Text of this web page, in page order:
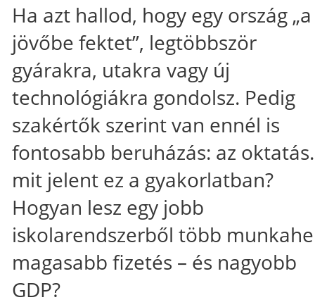
Ha azt hallod, hogy egy ország „a
jövőbe fektet”, legtöbbször
gyárakra, utakra vagy új
technológiákra gondolsz. Pedig
szakértők szerint van ennél is
fontosabb beruházás: az
mit jelent ez a gyakorlatban?
Hogyan lesz egy jobb
iskolarendszerből több
magasabb fizetés – és nagyobb
GDP?